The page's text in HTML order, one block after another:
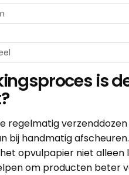
is
regelmatig
bij handmatig
opvulpapier niet alleen
om producten beter